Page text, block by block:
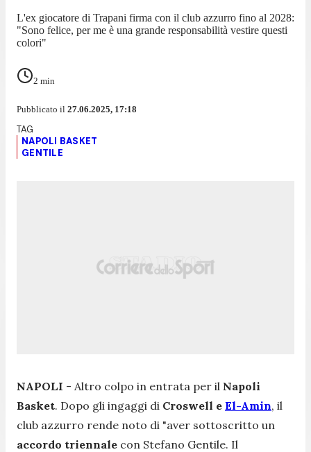
L'ex giocatore di Trapani firma con il club azzurro fino al 2028:
"Sono felice, per me è una grande responsabilità vestire questi
colori"
2 min
Pubblicato il 27.06.2025, 17:18
NAPOLI BASKET
GENTILE
NAPOLI - Altro colpo in entrata per il Napoli
Basket. Dopo gli ingaggi di Croswell e El-Amin, il
club azzurro rende noto di "aver sottoscritto un
accordo triennale con Stefano Gentile. Il